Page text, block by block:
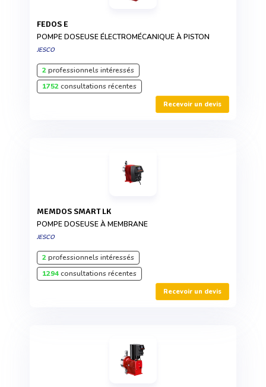
FEDOS E
POMPE DOSEUSE ÉLECTROMÉCANIQUE À PISTON
JESCO
2professionnels intéressés
1752consultations récentes
Recevoir un devis
MEMDOS SMART LK
POMPE DOSEUSE À MEMBRANE
JESCO
2professionnels intéressés
1294consultations récentes
Recevoir un devis